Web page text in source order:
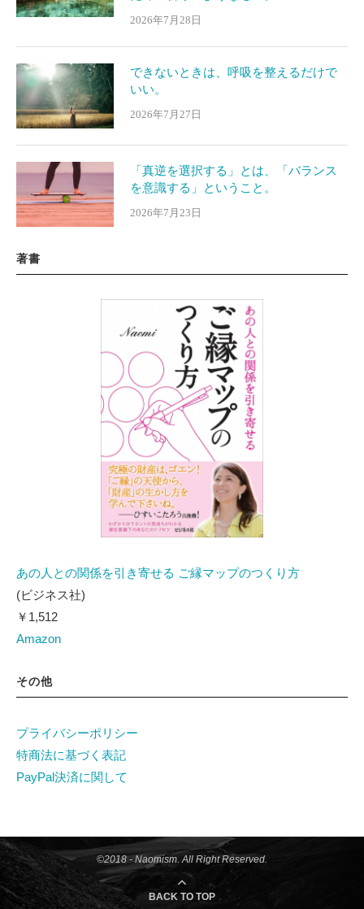
2026年7月28日
できないときは、呼吸を整えるだけで
いい。
2026年7月27日
「真逆を選択する」とは、「バランス
を意識する」ということ。
2026年7月23日
著書
あの人との関係を引き寄せる ご縁マップのつくり方
(ビジネス社)
￥1,512
Amazon
その他
プライバシーポリシー
特商法に基づく表記
PayPal決済に関して
©2018 - Naomism. All Right Reserved.
BACK TO TOP